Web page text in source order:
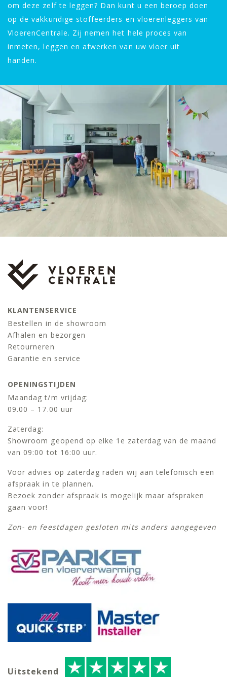
om deze zelf te leggen? Dan kunt u een beroep doen
op de vakkundige stoffeerders en vloerenleggers van
VloerenCentrale. Zij nemen het hele proces van
inmeten, leggen en afwerken van uw vloer uit
handen.
KLANTENSERVICE
Bestellen in de showroom
Afhalen en bezorgen
Retourneren
Garantie en service
OPENINGSTIJDEN
Maandag t/m vrijdag:
09.00 – 17.00 uur
Zaterdag:
Showroom geopend op elke 1e zaterdag van de maand
van 09:00 tot 16:00 uur.
Voor advies op zaterdag raden wij aan telefonisch een
afspraak in te plannen.
Bezoek zonder afspraak is mogelijk maar afspraken
gaan voor!
Zon- en feestdagen gesloten mits anders aangegeven
Uitstekend